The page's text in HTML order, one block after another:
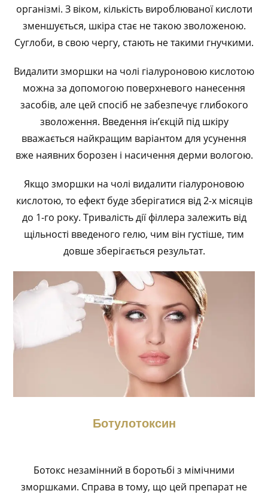
організмі. З віком, кількість вироблюваної кислоти
зменшується, шкіра стає не такою зволоженою.
Суглоби, в свою чергу, стають не такими гнучкими.
Видалити зморшки на чолі гіалуроновою кислотою
можна за допомогою поверхневого нанесення
засобів, але цей спосіб не забезпечує глибокого
зволоження. Введення ін’єкцій під шкіру
вважається найкращим варіантом для усунення
вже наявних борозен і насичення дерми вологою.
Якщо зморшки на чолі видалити гіалуроновою
кислотою, то ефект буде зберігатися від 2-х місяців
до 1-го року. Тривалість дії філлера залежить від
щільності введеного гелю, чим він густіше, тим
довше зберігається результат.
Ботулотоксин
Ботокс незамінний в боротьбі з мімічними
зморшками. Справа в тому, що цей препарат не